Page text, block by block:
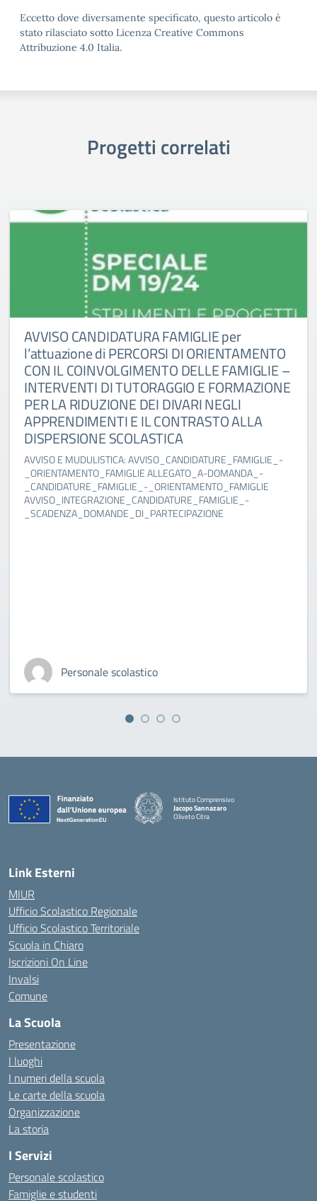
Eccetto dove diversamente specificato, questo articolo è
stato rilasciato sotto Licenza Creative Commons
Attribuzione 4.0 Italia.
Progetti correlati
per
FAMIGLIE –
ALLA
AVVISO PUBBLICO DI
PERSONALE INTERNO/
RECLUTAMENTO DI n.4
l’attuazione di PERCORSI DI
CON IL COINVOLGIMENTO
(SSPG)
AVVISO E MUDULISTICA:
AM_DISPERSIONE_ESPERTI_INTERNI
ESTERNI ALLEGATO_A_-_ISTANZA_-
ALLEGATO_B_-
Istituto Comprensivo
Jacopo Sannazaro
Oliveto Citra
Link Esterni
MIUR
Ufficio Scolastico Regionale
Ufficio Scolastico Territoriale
Scuola in Chiaro
Iscrizioni On Line
Invalsi
Comune
La Scuola
Presentazione
I luoghi
I numeri della scuola
Le carte della scuola
Organizzazione
La storia
I Servizi
Personale scolastico
Famiglie e studenti